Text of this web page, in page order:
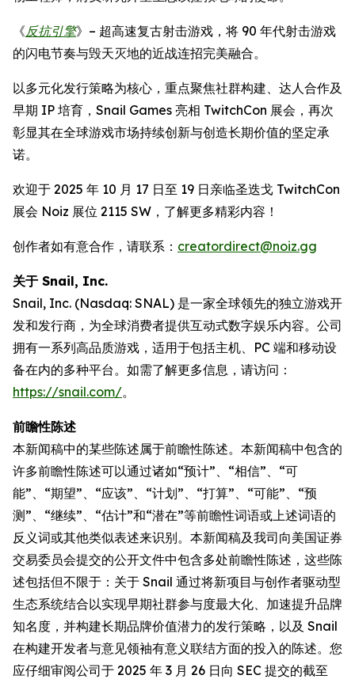
《反抗引擎》– 超高速复古射击游戏，将 90 年代射击游戏
的闪电节奏与毁天灭地的近战连招完美融合。
以多元化发行策略为核心，重点聚焦社群构建、达人合作及
早期 IP 培育，Snail Games 亮相 TwitchCon 展会，再次
彰显其在全球游戏市场持续创新与创造长期价值的坚定承
诺。
欢迎于 2025 年 10 月 17 日至 19 日亲临圣迭戈 TwitchCon
展会 Noiz 展位 2115 SW，了解更多精彩内容！
创作者如有意合作，请联系： creatordirect@noiz.gg
关于 Snail, Inc.
Snail, Inc. (Nasdaq: SNAL) 是一家全球领先的独立游戏开
发和发行商，为全球消费者提供互动式数字娱乐内容。公司
拥有一系列高品质游戏，适用于包括主机、PC 端和移动设
备在内的多种平台。如需了解更多信息，请访问：
https://snail.com/。
前瞻性陈述
本新闻稿中的某些陈述属于前瞻性陈述。本新闻稿中包含的
许多前瞻性陈述可以通过诸如“预计”、“相信”、“可
能”、“期望”、“应该”、“计划”、“打算”、“可能”、“预
测”、“继续”、“估计”和“潜在”等前瞻性词语或上述词语的
反义词或其他类似表述来识别。本新闻稿及我司向美国证券
交易委员会提交的公开文件中包含多处前瞻性陈述，这些陈
述包括但不限于：关于 Snail 通过将新项目与创作者驱动型
生态系统结合以实现早期社群参与度最大化、加速提升品牌
知名度，并构建长期品牌价值潜力的发行策略，以及 Snail
在构建开发者与意见领袖有意义联结方面的投入的陈述。您
应仔细审阅公司于 2025 年 3 月 26 日向 SEC 提交的截至